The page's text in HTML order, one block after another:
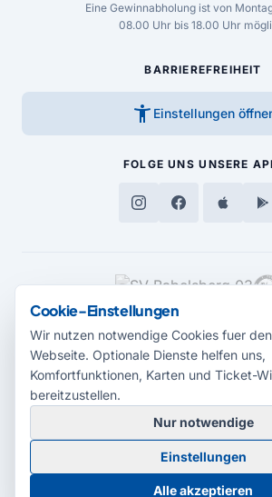
Eine Gewinnabholung ist von
08.00 Uhr bis 18.00 Uhr
BARRIEREFREIHEIT
accessibility_new Einstellungen
FOLGE UNS UNSERE
MEDIENPARTNER
© 2026 Radio Potsdam. Webseite entwickelt
Babelsberg
BarrierefreiheitserklärungAGB
Cookie-Einstellungen
Wir nutzen notwendige Cookies fuer
Webseite. Optionale Dienste helfen uns,
Komfortfunktionen, Karten und Ticket-
bereitzustellen.
Nur notwendige
Einstellungen
Alle akzeptieren